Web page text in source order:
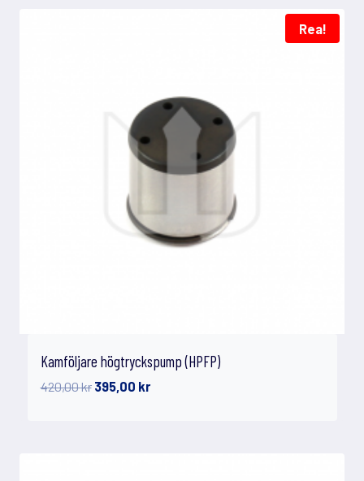
Rea!
Kamföljare högtryckspump (HPFP)
420,00kr Det
395,00 krDet